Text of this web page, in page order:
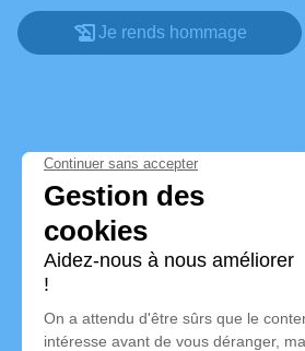
Je rends hommage